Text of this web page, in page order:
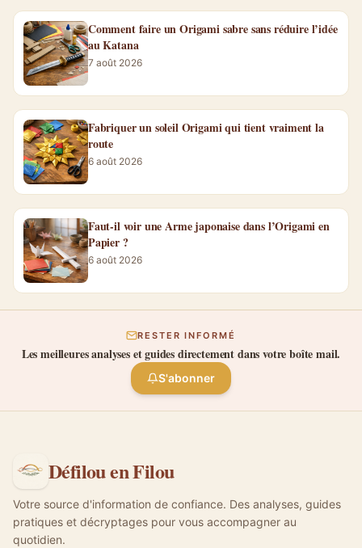
Comment faire un Origami sabre sans réduire l’idée
au Katana
7 août 2026
Fabriquer un soleil Origami qui tient vraiment la
route
6 août 2026
Faut-il voir une Arme japonaise dans l’Origami en
Papier ?
6 août 2026
RESTER INFORMÉ
Les meilleures analyses et guides directement dans votre boîte mail.
S'abonner
Défilou en Filou
Votre source d'information de confiance. Des analyses, guides
pratiques et décryptages pour vous accompagner au
quotidien.